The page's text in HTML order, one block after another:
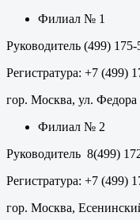
Филиал № 1
Руководитель (499) 175-
Регистратура: +7 (499)
гор. Москва, ул. Федора
Филиал № 2
Руководитель 8(499)
Регистратура: +7 (499)
гор. Москва,